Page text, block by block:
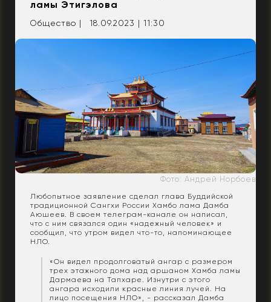
ламы Этигэлова
Общество | 18.09.2023 | 11:30
Фото: Андрей Норбоев
Любопытное заявление сделал глава Буддийской
традиционной Сангхи России Хамбо лама Дамба
Аюшеев. В своем телеграм-канале он написал,
что с ним связался один «надежный человек» и
сообщил, что утром видел что-то, напоминающее
НЛО.
«Он видел продолговатый ангар с размером
трех этажного дома над аршаном Хамба ламы
Дармаева на Тапхаре. Изнутри с этого
ангара исходили красные линия лучей. На
лицо посещения НЛО», - рассказал Дамба